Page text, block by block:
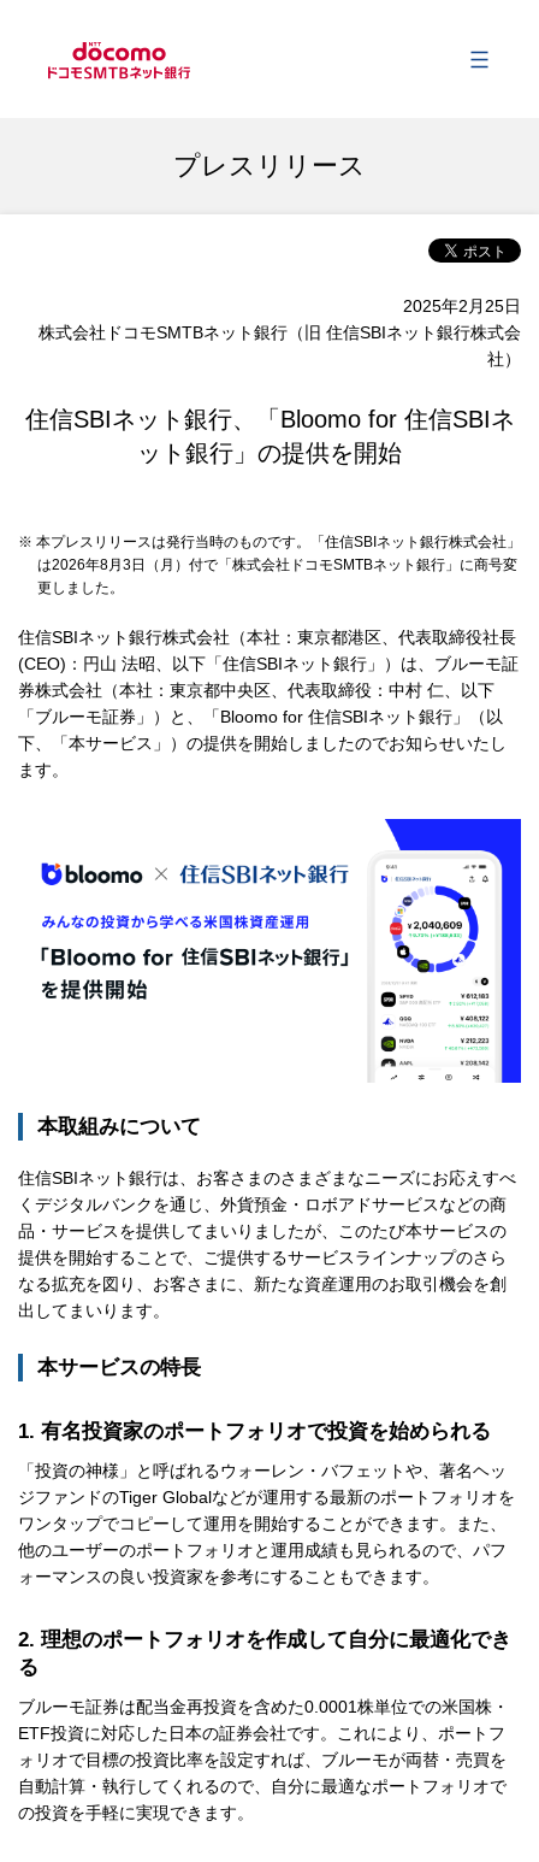
サステナビリティ
財務情報
採用情報
検索
お客さまサイト
プレスリリース
2025年2月25日
株式会社ドコモSMTBネット銀行（旧 住信SBIネット銀行株式会
社）
住信SBIネット銀行、「Bloomo for 住信SBIネ
ット銀行」の提供を開始
※ 本プレスリリースは発行当時のものです。「住信SBIネット銀行株式会社」
は2026年8月3日（月）付で「株式会社ドコモSMTBネット銀行」に商号変
更しました。
住信SBIネット銀行株式会社（本社：東京都港区、代表取締役社長
(CEO)：円山 法昭、以下「住信SBIネット銀行」）は、ブルーモ証
券株式会社（本社：東京都中央区、代表取締役：中村 仁、以下
「ブルーモ証券」）と、「Bloomo for 住信SBIネット銀行」（以
下、「本サービス」）の提供を開始しましたのでお知らせいたし
ます。
本取組みについて
住信SBIネット銀行は、お客さまのさまざまなニーズにお応えすべ
くデジタルバンクを通じ、外貨預金・ロボアドサービスなどの商
品・サービスを提供してまいりましたが、このたび本サービスの
提供を開始することで、ご提供するサービスラインナップのさら
なる拡充を図り、お客さまに、新たな資産運用のお取引機会を創
出してまいります。
本サービスの特長
1. 有名投資家のポートフォリオで投資を始められる
「投資の神様」と呼ばれるウォーレン・バフェットや、著名ヘッ
ジファンドのTiger Globalなどが運用する最新のポートフォリオを
ワンタップでコピーして運用を開始することができます。また、
他のユーザーのポートフォリオと運用成績も見られるので、パフ
ォーマンスの良い投資家を参考にすることもできます。
2. 理想のポートフォリオを作成して自分に最適化でき
る
ブルーモ証券は配当金再投資を含めた0.0001株単位での米国株・
ETF投資に対応した日本の証券会社です。これにより、ポートフ
ォリオで目標の投資比率を設定すれば、ブルーモが両替・売買を
自動計算・執行してくれるので、自分に最適なポートフォリオで
の投資を手軽に実現できます。